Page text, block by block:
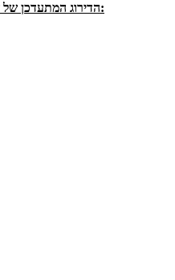
הדירוג המתעדכן של זוכי הסרט הטוב ביותר, מהגבוה לנמוך: